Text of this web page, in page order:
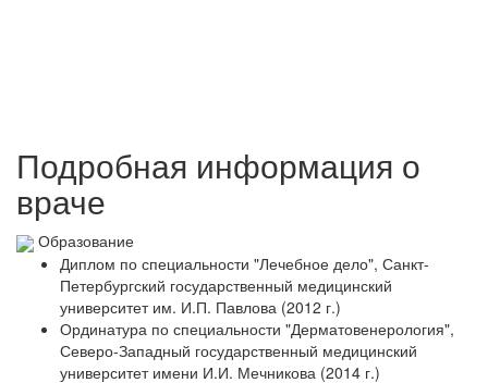
Подробная информация о
враче
Образование
Диплом по специальности "Лечебное дело", Санкт-
Петербургский государственный медицинский
университет им. И.П. Павлова (2012 г.)
Ординатура по специальности "Дерматовенерология",
Северо‑Западный государственный медицинский
университет имени И.И. Мечникова (2014 г.)